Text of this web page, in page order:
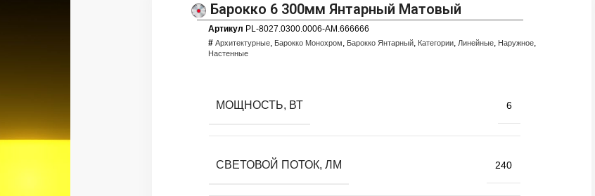
Барокко 6 300мм Янтарный Матовый
Артикул PL-8027.0300.0006-AM.666666
# Архитектурные Барокко Монохром Барокко Янтарный Категории Линейные Наружное
Настенные
МОЩНОСТЬ, ВТ 6
СВЕТОВОЙ ПОТОК, ЛМ 240